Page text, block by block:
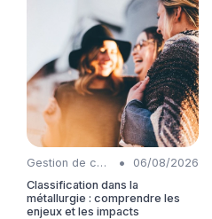
Gestion de carrière •
06/08/2026
Classification dans la
métallurgie : comprendre les
enjeux et les impacts